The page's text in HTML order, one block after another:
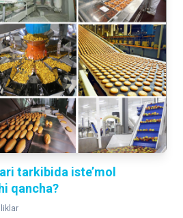
tarkibida iste’mol
qancha?